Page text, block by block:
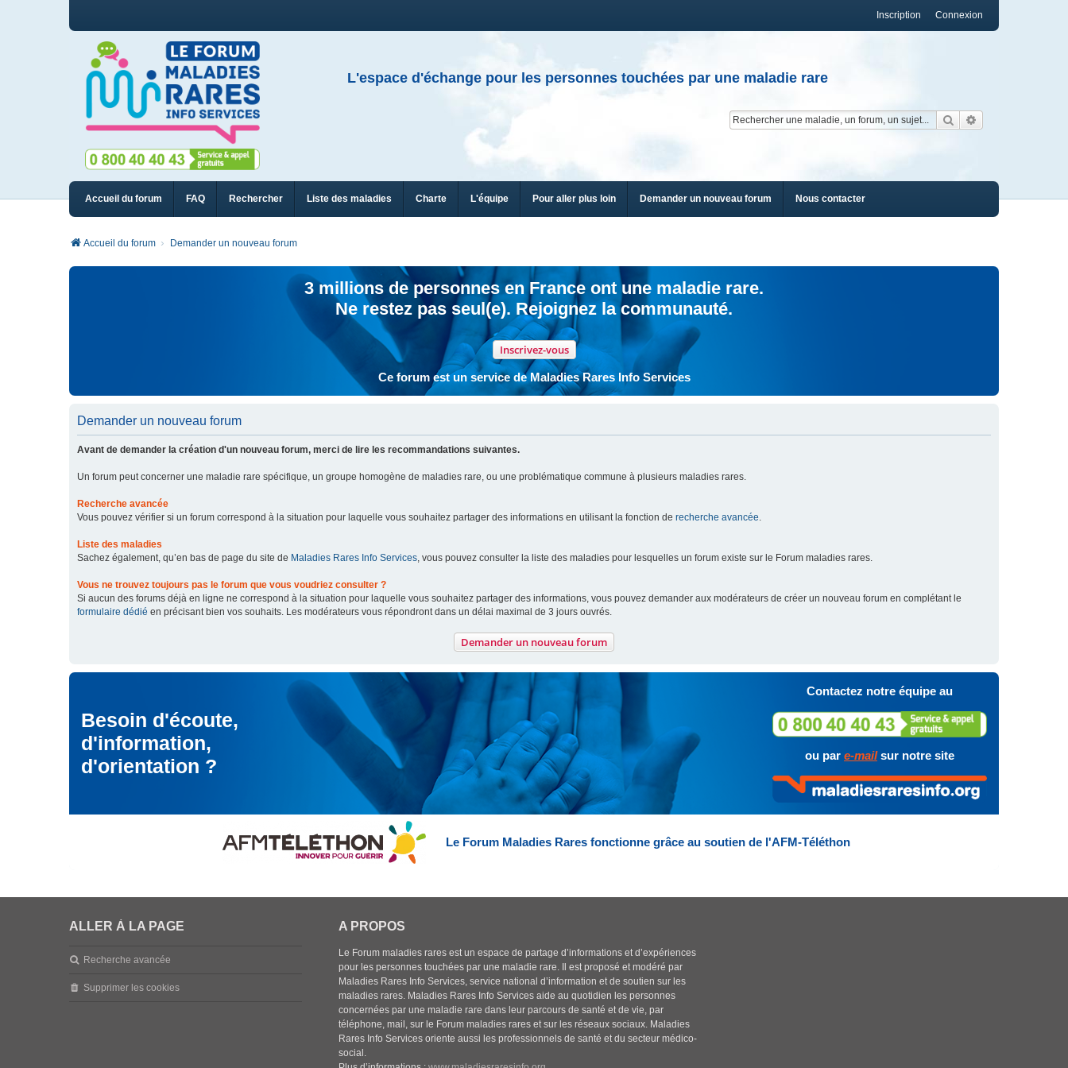
Connexion
Inscription
L'espace d'échange pour les personnes touchées par une maladie rare
Rechercher
Accueil du forum FAQ Rechercher Liste des maladies Charte L'équipe Pour aller plus loin Demander un nouveau forum Nous contacter
Accueil du forum Demander un nouveau forum
3 millions de personnes en France ont une maladie rare.
Ne restez pas seul(e). Rejoignez la communauté.
Inscrivez-vous
Ce forum est un service de Maladies Rares Info Services
Demander un nouveau forum
Avant de demander la création d'un nouveau forum, merci de lire les recommandations suivantes.
Un forum peut concerner une maladie rare spécifique, un groupe homogène de maladies rare, ou une problématique commune à plusieurs maladies rares.
Recherche avancée
Vous pouvez vérifier si un forum correspond à la situation pour laquelle vous souhaitez partager des informations en utilisant la fonction de recherche avancée.
Liste des maladies
Sachez également, qu’en bas de page du site de Maladies Rares Info Services, vous pouvez consulter la liste des maladies pour lesquelles un forum existe sur le Forum maladies rares.
Vous ne trouvez toujours pas le forum que vous voudriez consulter ?
Si aucun des forums déjà en ligne ne correspond à la situation pour laquelle vous souhaitez partager des informations, vous pouvez demander aux modérateurs de créer un nouveau forum en complétant le
formulaire dédié en précisant bien vos souhaits. Les modérateurs vous répondront dans un délai maximal de 3 jours ouvrés.
Demander un nouveau forum
Besoin d'écoute,
d'information,
d'orientation ?
Contactez notre équipe au
ou par e-mailsur notre site
Le Forum Maladies Rares fonctionne grâce au soutien de l'AFM-Téléthon
ALLER À LA PAGE
Recherche avancée
Supprimer les cookies
A PROPOS
Le Forum maladies rares est un espace de partage d’informations et d’expériences
pour les personnes touchées par une maladie rare. Il est proposé et modéré par
Maladies Rares Info Services, service national d’information et de soutien sur les
maladies rares. Maladies Rares Info Services aide au quotidien les personnes
concernées par une maladie rare dans leur parcours de santé et de vie, par
téléphone, mail, sur le Forum maladies rares et sur les réseaux sociaux. Maladies
Rares Info Services oriente aussi les professionnels de santé et du secteur médico-
social.